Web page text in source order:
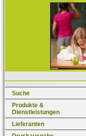
Suche
Produkte &
Dienstleistungen
Lieferanten